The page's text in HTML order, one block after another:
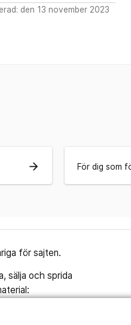
den 13 november 2023
arrow_forward För dig som
för sajten.
sälja och sprida